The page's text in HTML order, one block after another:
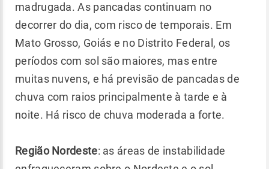
madrugada. As pancadas continuam no
decorrer do dia, com risco de temporais. Em
Mato Grosso, Goiás e no Distrito Federal, os
períodos com sol são maiores, mas entre
muitas nuvens, e há previsão de pancadas de
chuva com raios principalmente à tarde e à
noite. Há risco de chuva moderada a forte.
Região Nordeste: as áreas de instabilidade